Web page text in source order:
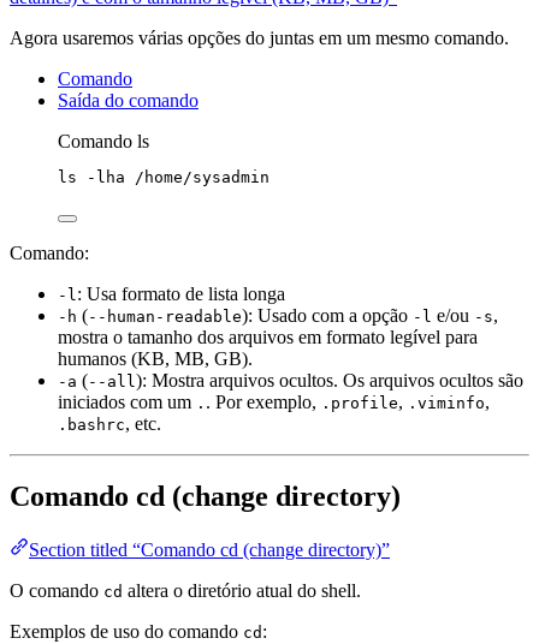
Agora usaremos várias opções do juntas em um mesmo comando.
Comando
Saída do comando
Comando ls
ls -lha /home/sysadmin
Comando:
-l: Usa formato de lista longa
-h (--human-readable): Usado com a opção -l e/ou -s,
mostra o tamanho dos arquivos em formato legível para
humanos (KB, MB, GB).
-a (--all): Mostra arquivos ocultos. Os arquivos ocultos são
iniciados com um . . Por exemplo, .profile, .viminfo,
.bashrc, etc.
Comando cd (change directory)
Section titled “Comando cd (change directory)”
O comando cd altera o diretório atual do shell.
Exemplos de uso do comando cd :